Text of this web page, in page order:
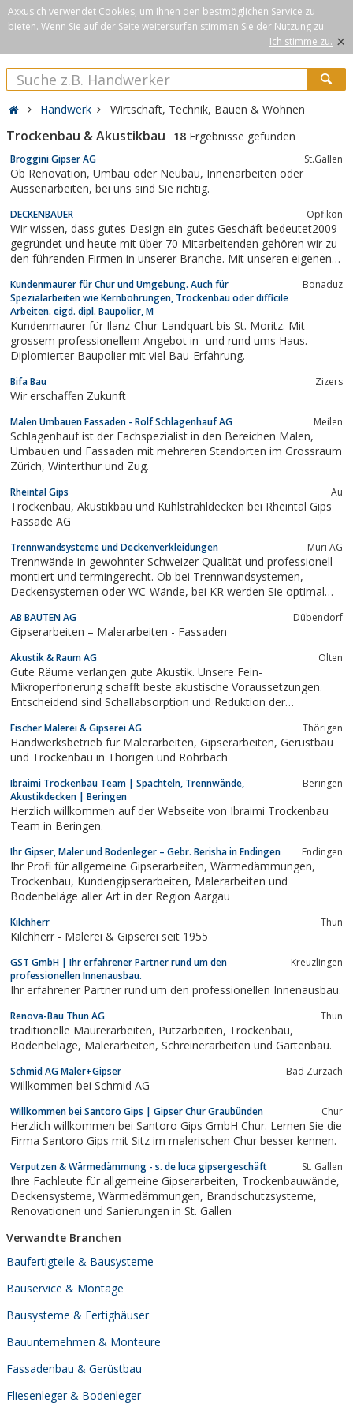
Axxus.ch verwendet Cookies, um Ihnen den bestmöglichen Service zu
bieten. Wenn Sie auf der Seite weitersurfen stimmen Sie der Nutzung zu.
Ich stimme zu. ×
Handwerk Wirtschaft, Technik, Bauen & Wohnen
Trockenbau & Akustikbau 18 Ergebnisse gefunden
Broggini Gipser AG St.Gallen
Ob Renovation, Umbau oder Neubau, Innenarbeiten oder
Aussenarbeiten, bei uns sind Sie richtig.
DECKENBAUER Opfikon
Wir wissen, dass gutes Design ein gutes Geschäft bedeutet2009
gegründet und heute mit über 70 Mitarbeitenden gehören wir zu
den führenden Firmen in unserer Branche. Mit unseren eigenen
Montage alles aus einer Hand. Zudem bieten wir hochwertige
Deckensysteme und sind...
Kundenmaurer für Chur und Umgebung. Auch für
Spezialarbeiten wie Kernbohrungen, Trockenbau oder difficile
Arbeiten. eigd. dipl. Baupolier, M
Bonaduz
Kundenmaurer für Ilanz-Chur-Landquart bis St. Moritz. Mit
grossem professionellem Angebot in- und rund ums Haus.
Diplomierter Baupolier mit viel Bau-Erfahrung.
Bifa Bau Zizers
Wir erschaffen Zukunft
Malen Umbauen Fassaden - Rolf Schlagenhauf AG Meilen
Schlagenhauf ist der Fachspezialist in den Bereichen Malen,
Umbauen und Fassaden mit mehreren Standorten im Grossraum
Zürich, Winterthur und Zug.
Rheintal Gips Au
Trockenbau, Akustikbau und Kühlstrahldecken bei Rheintal Gips
Fassade AG
Trennwandsysteme und Deckenverkleidungen Muri AG
Trennwände in gewohnter Schweizer Qualität und professionell
montiert und termingerecht. Ob bei Trennwandsystemen,
Deckensystemen oder WC-Wände, bei KR werden Sie optimal
AB BAUTEN AG Dübendorf
Gipserarbeiten – Malerarbeiten - Fassaden
Akustik & Raum AG Olten
Gute Räume verlangen gute Akustik. Unsere Fein-
Mikroperforierung schafft beste akustische Voraussetzungen.
Entscheidend sind Schallabsorption und Reduktion der
Fischer Malerei & Gipserei AG Thörigen
Handwerksbetrieb für Malerarbeiten, Gipserarbeiten, Gerüstbau
und Trockenbau in Thörigen und Rohrbach
Ibraimi Trockenbau Team | Spachteln, Trennwände,
Akustikdecken | Beringen
Beringen
Herzlich willkommen auf der Webseite von Ibraimi Trockenbau
Team in Beringen.
Ihr Gipser, Maler und Bodenleger – Gebr. Berisha in Endingen Endingen
Ihr Profi für allgemeine Gipserarbeiten, Wärmedämmungen,
Trockenbau, Kundengipserarbeiten, Malerarbeiten und
Bodenbeläge aller Art in der Region Aargau
Kilchherr Thun
Kilchherr - Malerei & Gipserei seit 1955
GST GmbH | Ihr erfahrener Partner rund um den
professionellen Innenausbau.
Kreuzlingen
Ihr erfahrener Partner rund um den professionellen Innenausbau.
Renova-Bau Thun AG Thun
traditionelle Maurerarbeiten, Putzarbeiten, Trockenbau,
Bodenbeläge, Malerarbeiten, Schreinerarbeiten und Gartenbau.
Schmid AG Maler+Gipser Bad Zurzach
Willkommen bei Schmid AG
Willkommen bei Santoro Gips | Gipser Chur Graubünden Chur
Herzlich willkommen bei Santoro Gips GmbH Chur. Lernen Sie die
Firma Santoro Gips mit Sitz im malerischen Chur besser kennen.
Verputzen & Wärmedämmung - s. de luca gipsergeschäft St. Gallen
Ihre Fachleute für allgemeine Gipserarbeiten, Trockenbauwände,
Deckensysteme, Wärmedämmungen, Brandschutzsysteme,
Renovationen und Sanierungen in St. Gallen
Verwandte Branchen
Baufertigteile & Bausysteme
Bauservice & Montage
Bausysteme & Fertighäuser
Bauunternehmen & Monteure
Fassadenbau & Gerüstbau
Fliesenleger & Bodenleger